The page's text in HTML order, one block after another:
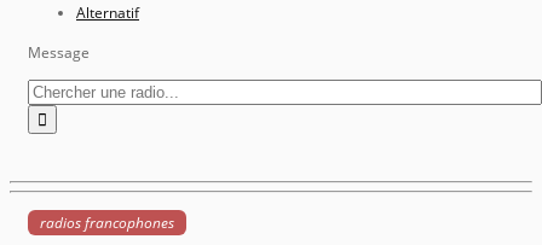
Alternatif
Message
radios francophones